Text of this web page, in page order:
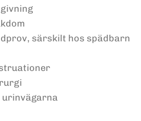
särskilt hos spädbarn
urinvägarna